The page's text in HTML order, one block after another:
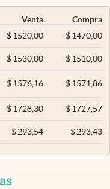
Venta
Compra
$ 1520,00 $1470,00
$ 1530,00 $1510,00
$ 1576,16 $1571,86
$ 1728,30 $1727,57
$ 293,54 $293,43